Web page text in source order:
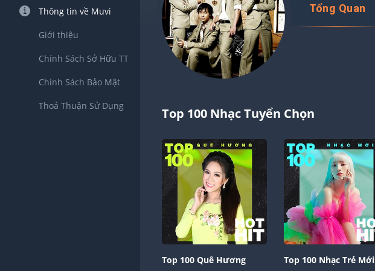
Thông tin về Muvi
Giới thiệu
Chính Sách Sở Hữu TT
Chính Sách Bảo Mật
Thoả Thuận Sử Dụng
Tổng Quan
Top 100 Nhạc Tuyển Chọn
Top 100 Quê Hương Top 100 Nhạc Trẻ Mới